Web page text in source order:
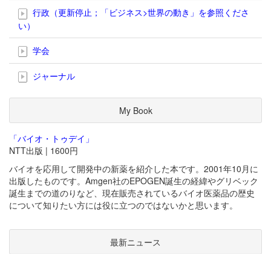
行政（更新停止；「ビジネス>世界の動き」を参照くださ
い）
学会
ジャーナル
My Book
「バイオ・トゥデイ」
NTT出版 | 1600円
バイオを応用して開発中の新薬を紹介した本です。2001年10月に
出版したものです。Amgen社のEPOGEN誕生の経緯やグリベック
誕生までの道のりなど、現在販売されているバイオ医薬品の歴史
について知りたい方には役に立つのではないかと思います。
最新ニュース